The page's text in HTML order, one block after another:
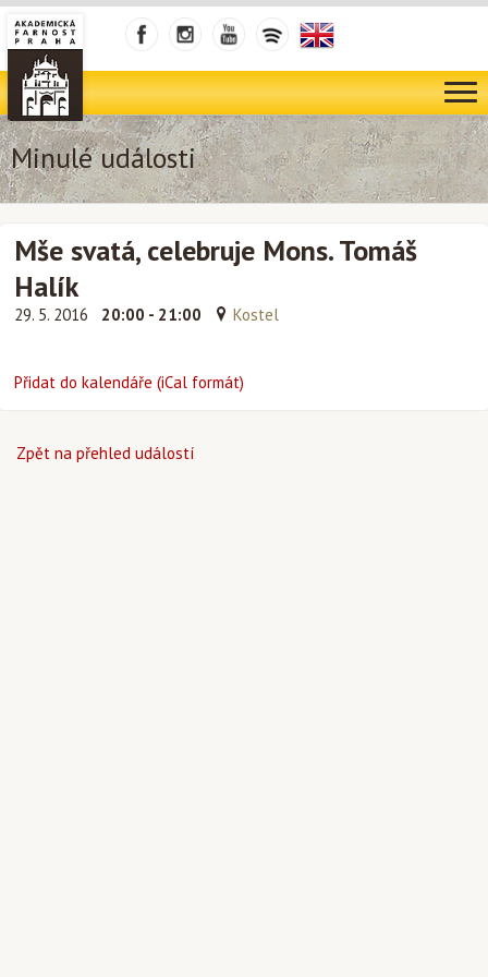
Minulé události
Mše svatá, celebruje Mons. Tomáš
Halík
29. 5. 2016 20:00 - 21:00 Kostel
Přidat do kalendáře (iCal formát)
Zpět na přehled událostí